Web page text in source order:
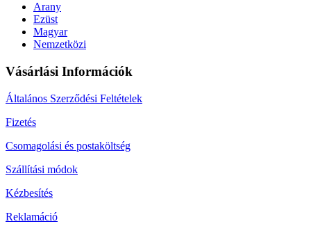
Arany
Ezüst
Magyar
Nemzetközi
Vásárlási Információk
Általános Szerződési Feltételek
Fizetés
Csomagolási és postaköltség
Szállítási módok
Kézbesítés
Reklamáció